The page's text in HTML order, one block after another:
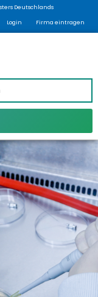
Deutschlands
Login Firma eintragen